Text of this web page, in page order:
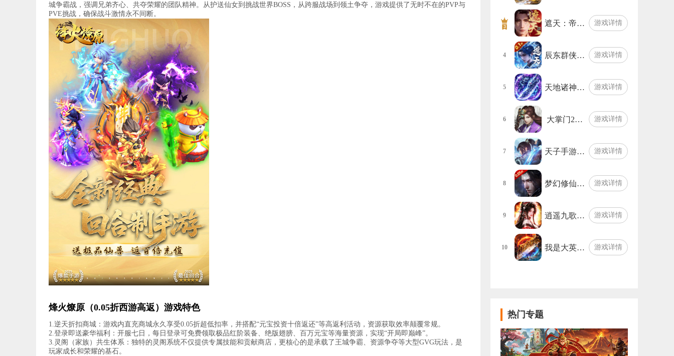
城争霸战，强调兄弟齐心、共夺荣耀的团队精神。从护送仙女到挑战世界BOSS，从跨服战场到领土争夺，游戏提供了无时不在的PVP与
PVE挑战，确保战斗激情永不间断。
烽火燎原（0.05折西游高返）游戏特色
1.逆天折扣商城：游戏内直充商城永久享受0.05折超低扣率，并搭配“元宝投资十倍返还”等高返利活动，资源获取效率颠覆常规。
2.登录即送豪华福利：开服七日，每日登录可免费领取极品红阶装备、绝版翅膀、百万元宝等海量资源，实现“开局即巅峰”。
3.灵阁（家族）共生体系：独特的灵阁系统不仅提供专属技能和贡献商店，更核心的是承载了王城争霸、资源争夺等大型GVG玩法，是
玩家成长和荣耀的基石。
遮天：帝… 游戏详情
4 辰东群侠… 游戏详情
5 天地诸神… 游戏详情
6 大掌门2… 游戏详情
7 天子手游… 游戏详情
8 梦幻修仙… 游戏详情
9 逍遥九歌… 游戏详情
10 我是大英… 游戏详情
热门专题